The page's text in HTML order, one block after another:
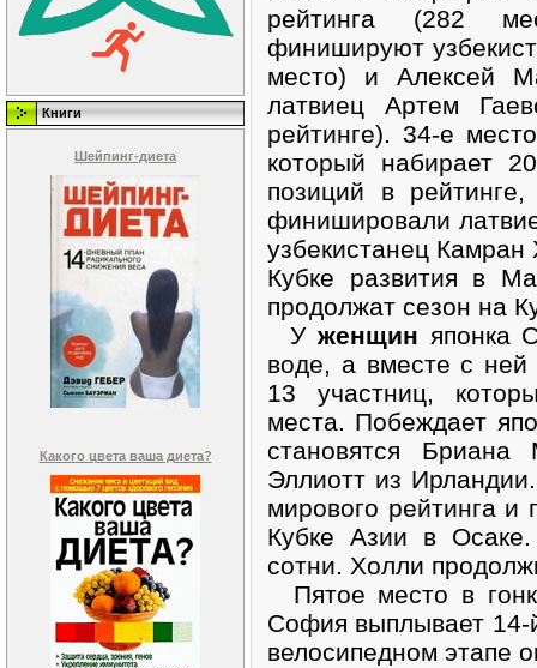
Книги
Шейпинг-диета
Какого цвета ваша диета?
рейтинга (282
финишируют
место) и Алексей
латвиец Артем
рейтинге). 34-е
который набирает
позиций в
финишировали
узбекистанец
Кубке развития в
продолжат сезон на
У женщин японка
воде, а вместе с ней
13 участниц,
места. Побеждает
становятся
Эллиотт из
мирового рейтинга
Кубке Азии в
сотни. Холли
Пятое место в
София выплывает 14-
велосипедном этапе